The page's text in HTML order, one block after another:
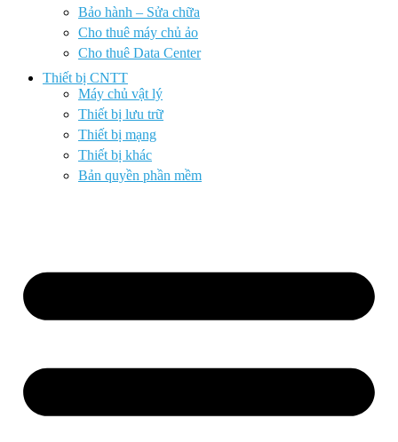
Bảo hành – Sửa chữa
Cho thuê máy chủ ảo
Cho thuê Data Center
Thiết bị CNTT
Máy chủ vật lý
Thiết bị lưu trữ
Thiết bị mạng
Thiết bị khác
Bản quyền phần mềm